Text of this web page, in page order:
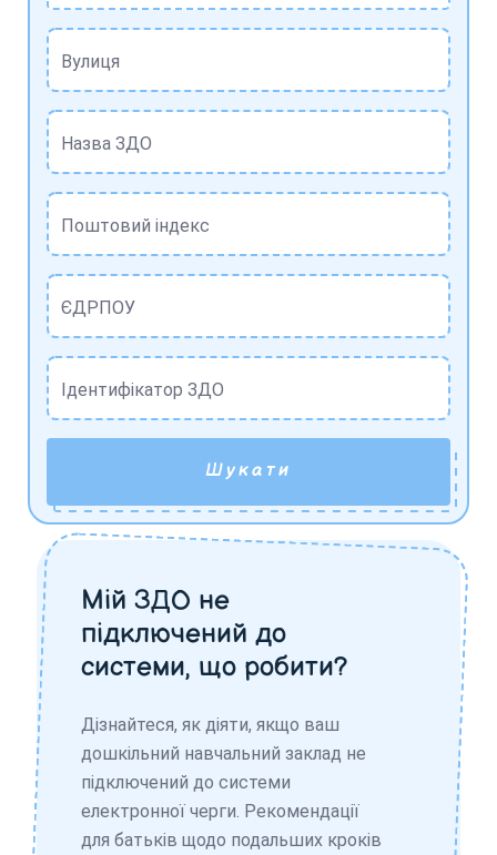
Вулиця
Назва ЗДО
Поштовий індекс
ЄДРПОУ
Ідентифікатор ЗДО
Шукати
Мій ЗДО не
підключений до
системи, що робити?
Дізнайтеся, як діяти, якщо ваш
дошкільний навчальний заклад не
підключений до системи
електронної черги. Рекомендації
для батьків щодо подальших кроків